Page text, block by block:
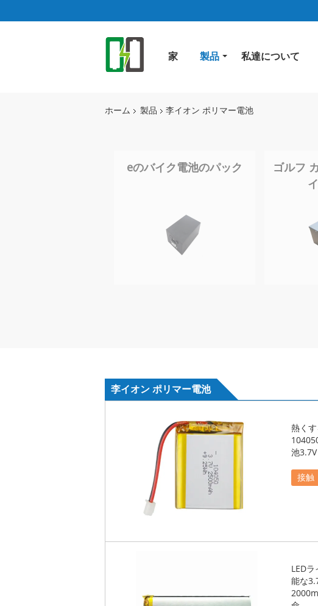
家 製品 私達について
ホーム 製品 李イオン ポリマー電池
eのバイク電池のパック
ゴルフ
李イオン ポリマー電池
熱く
池
接触
LED
能な